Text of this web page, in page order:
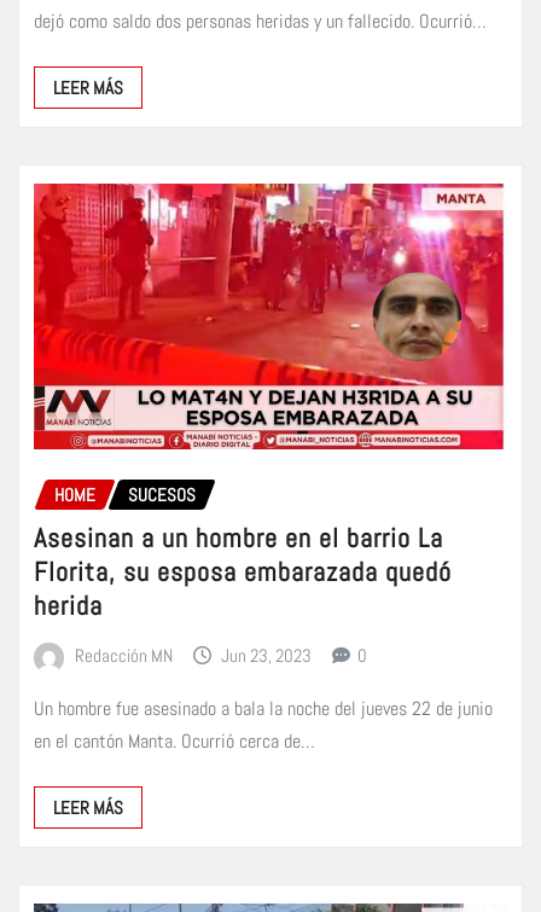
dejó como saldo dos personas heridas y un fallecido. Ocurrió…
LEER MÁS
HOME SUCESOS
Asesinan a un hombre en el barrio La
Florita, su esposa embarazada quedó
herida
Redacción MN Jun 23, 2023 0
Un hombre fue asesinado a bala la noche del jueves 22 de junio
en el cantón Manta. Ocurrió cerca de…
LEER MÁS